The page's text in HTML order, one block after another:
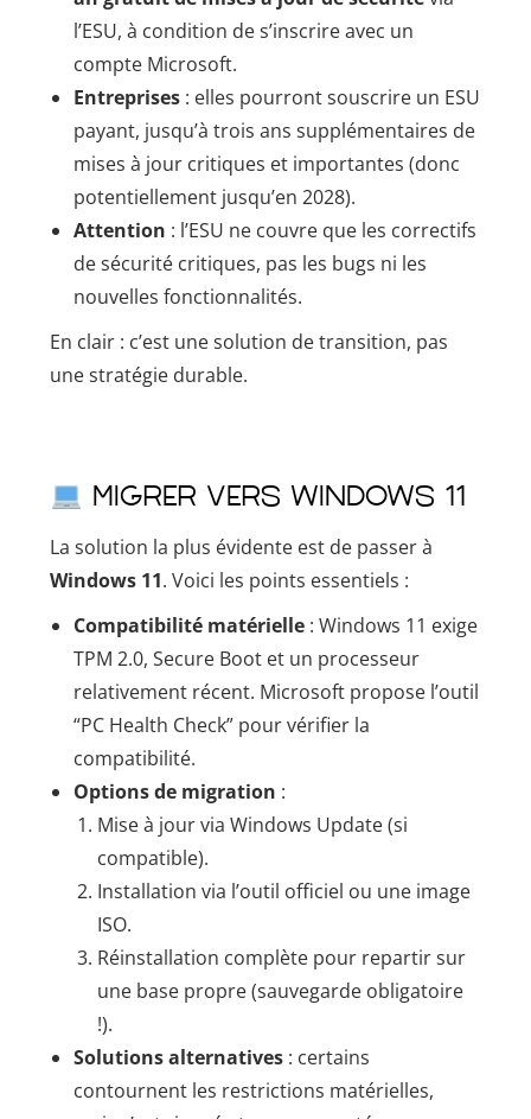
l’ESU, à condition de s’inscrire avec un
compte Microsoft.
Entreprises : elles pourront souscrire un ESU
payant, jusqu’à trois ans supplémentaires de
mises à jour critiques et importantes (donc
potentiellement jusqu’en 2028).
Attention : l’ESU ne couvre que les correctifs
de sécurité critiques, pas les bugs ni les
nouvelles fonctionnalités.
En clair : c’est une solution de transition, pas
une stratégie durable.
Migrer vers Windows 11
La solution la plus évidente est de passer à
Windows 11. Voici les points essentiels :
Compatibilité matérielle : Windows 11 exige
TPM 2.0, Secure Boot et un processeur
relativement récent. Microsoft propose l’outil
“PC Health Check” pour vérifier la
compatibilité.
Options de migration :
Mise à jour via Windows Update (si
compatible).
Installation via l’outil officiel ou une image
ISO.
Réinstallation complète pour repartir sur
une base propre (sauvegarde obligatoire
!).
Solutions alternatives : certains
contournent les restrictions matérielles,